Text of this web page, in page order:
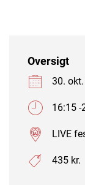
Oversigt
30.
16:15 -
LIVE
435 kr.